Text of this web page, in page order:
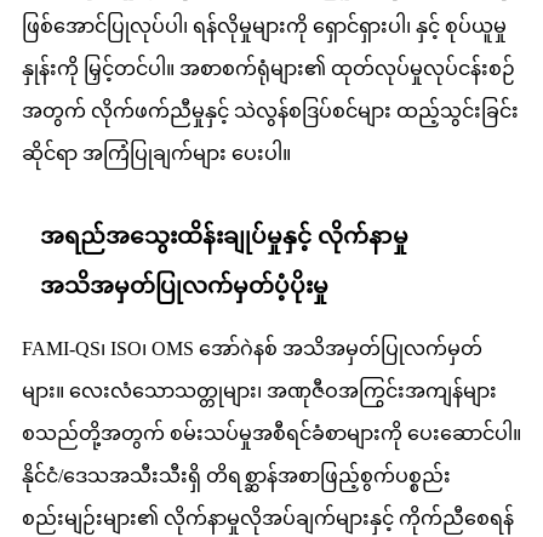
ဖြစ်အောင်ပြုလုပ်ပါ၊ ရန်လိုမှုများကို ရှောင်ရှားပါ၊ နှင့် စုပ်ယူမှု
နှုန်းကို မြှင့်တင်ပါ။ အစာစက်ရုံများ၏ ထုတ်လုပ်မှုလုပ်ငန်းစဉ်
အတွက် လိုက်ဖက်ညီမှုနှင့် သဲလွန်စဒြပ်စင်များ ထည့်သွင်းခြင်း
ဆိုင်ရာ အကြံပြုချက်များ ပေးပါ။
အရည်အသွေးထိန်းချုပ်မှုနှင့် လိုက်နာမှု
အသိအမှတ်ပြုလက်မှတ်ပံ့ပိုးမှု
FAMI-QS၊ ISO၊ OMS အော်ဂဲနစ် အသိအမှတ်ပြုလက်မှတ်
များ။ လေးလံသောသတ္တုများ၊ အဏုဇီဝအကြွင်းအကျန်များ
စသည်တို့အတွက် စမ်းသပ်မှုအစီရင်ခံစာများကို ပေးဆောင်ပါ။
နိုင်ငံ/ဒေသအသီးသီးရှိ တိရစ္ဆာန်အစာဖြည့်စွက်ပစ္စည်း
စည်းမျဉ်းများ၏ လိုက်နာမှုလိုအပ်ချက်များနှင့် ကိုက်ညီစေရန်